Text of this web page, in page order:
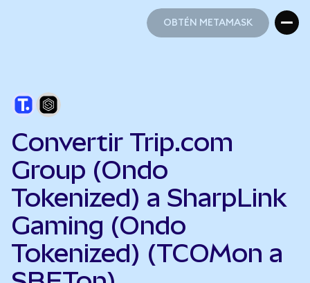
OBTÉN METAMASK
Convertir Trip.com
Group (Ondo
Tokenized) a SharpLink
Gaming (Ondo
Tokenized) (TCOMon a